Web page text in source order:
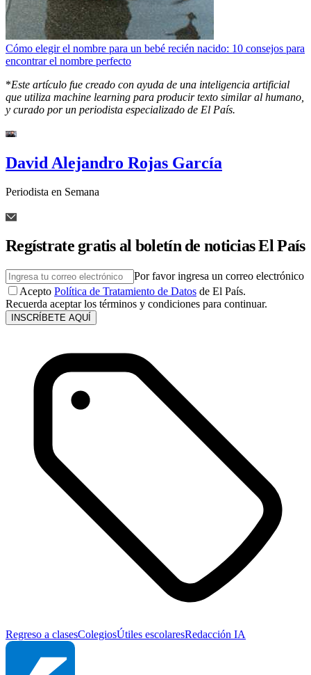
Cómo elegir el nombre para un bebé recién nacido: 10 consejos para
encontrar el nombre perfecto
*Este artículo fue creado con ayuda de una inteligencia artificial
que utiliza machine learning para producir texto similar al humano,
y curado por un periodista especializado de El País.
David Alejandro Rojas García
Periodista en Semana
Regístrate gratis al boletín de noticias El País
Por favor ingresa un correo electrónico
Acepto Política de Tratamiento de Datos de El País.
Recuerda aceptar los términos y condiciones para continuar.
INSCRÍBETE AQUÍ
Regreso a clasesColegiosÚtiles escolaresRedacción IA